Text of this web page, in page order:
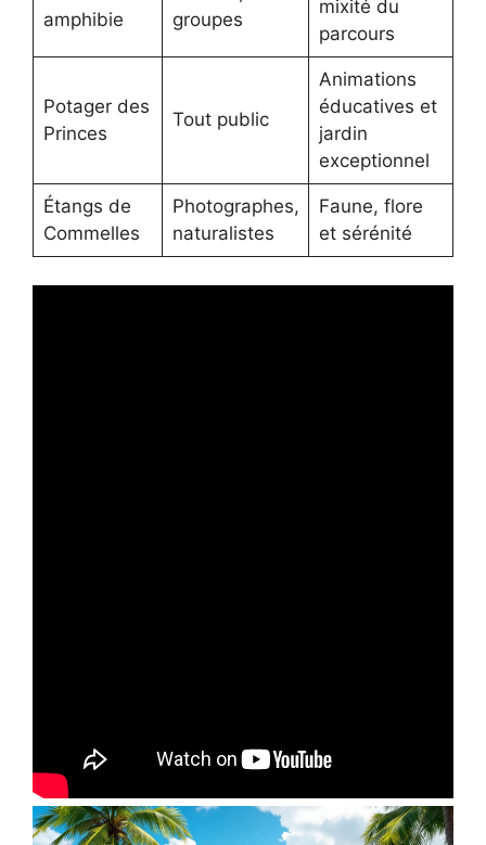
amphibie
groupes
mixité du
parcours
Potager des
Princes
Tout public
Animations
éducatives et
jardin
exceptionnel
Étangs de
Commelles
Photographes,
naturalistes
Faune, flore
et sérénité